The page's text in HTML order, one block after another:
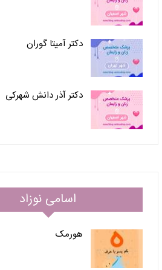
دکتر آمیتا گوران
دکتر آذر دانش شهرکی
اسامی نوزاد
هورمک